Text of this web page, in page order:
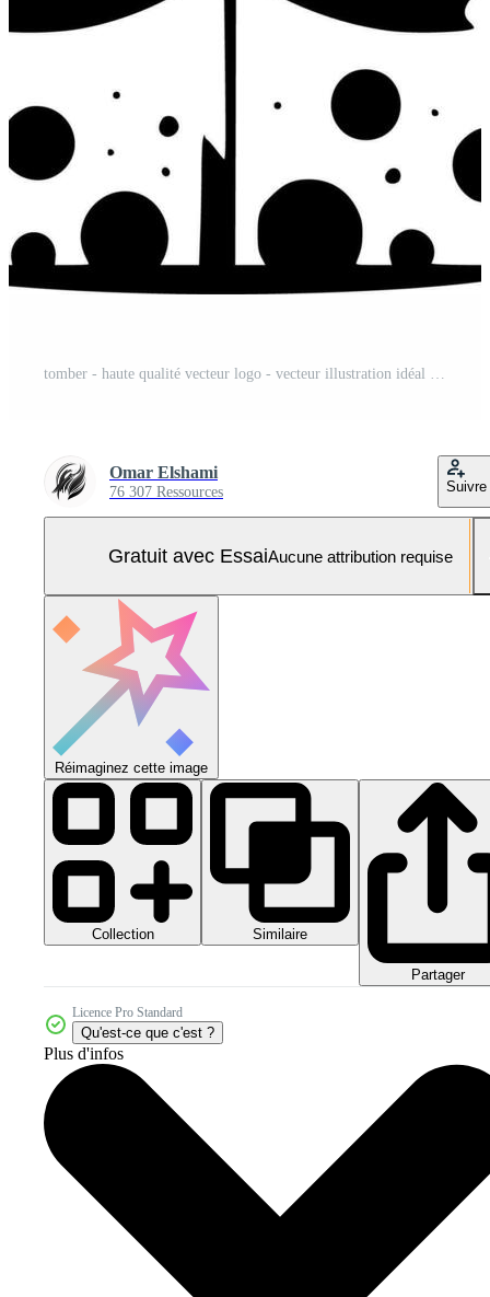
tomber - haute qualité vecteur logo - vecteur illustration idéal pour T-shirt graphique Vecteur Pro et SVG Pro
Omar Elshami
76 307 Ressources Suivre
Gratuit avec EssaiAucune attribution requise
Réimaginez cette image
Collection Similaire
Partager
Licence Pro Standard
Qu'est-ce que c'est ?
Plus d'infos